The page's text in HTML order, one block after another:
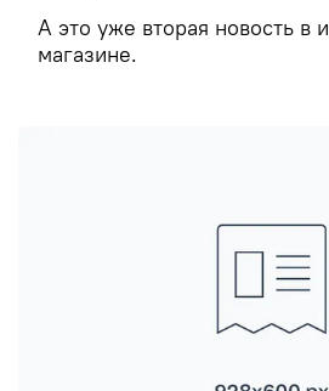
А это уже вторая новость в
магазине.